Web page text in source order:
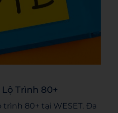
Lộ Trình 80+
trình 80+ tại WESET. Đa